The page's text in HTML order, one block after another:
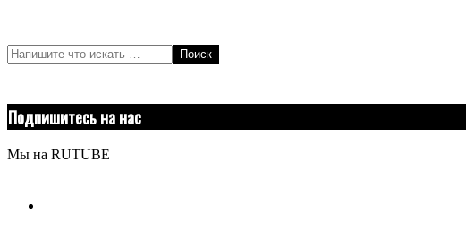
Поиск
Подпишитесь на нас
Мы на RUTUBE